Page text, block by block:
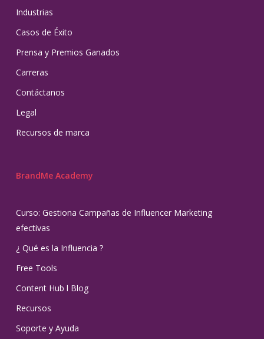
Industrias
Casos de Éxito
Prensa y Premios Ganados
Carreras
Contáctanos
Legal
Recursos de marca
BrandMe Academy
Curso: Gestiona Campañas de Influencer Marketing
efectivas
¿ Qué es la Influencia ?
Free Tools
Content Hub l Blog
Recursos
Soporte y Ayuda